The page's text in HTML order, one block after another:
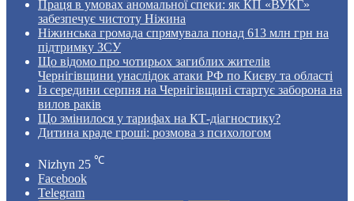
Праця в умовах аномальної спеки: як КП «ВУКГ»
забезпечує чистоту Ніжина
Ніжинська громада спрямувала понад 613 млн грн на
підтримку ЗСУ
Що відомо про чотирьох загиблих жителів
Чернігівщини унаслідок атаки РФ по Києву та області
Із середини серпня на Чернігівщині стартує заборона на
вилов раків
Що змінилося у тарифах на КТ-діагностику?
Дитина краде гроші: розмова з психологом
Nizhyn 25 ℃
Facebook
Telegram